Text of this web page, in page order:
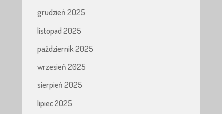
grudzień 2025
listopad 2025
październik 2025
wrzesień 2025
sierpień 2025
lipiec 2025